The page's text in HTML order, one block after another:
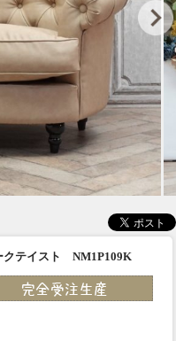
クテイスト NM1P109K